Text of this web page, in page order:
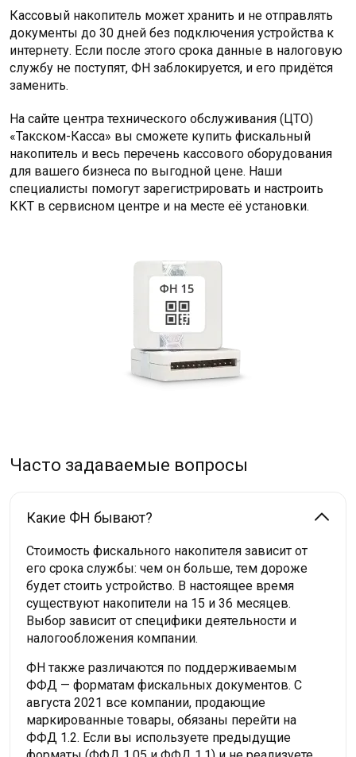
Кассовый накопитель может хранить и не отправлять
документы до 30 дней без подключения устройства к
интернету. Если после этого срока данные в налоговую
службу не поступят, ФН заблокируется, и его придётся
заменить.
На сайте центра технического обслуживания (ЦТО)
«Такском-Касса» вы сможете купить фискальный
накопитель и весь перечень кассового оборудования
для вашего бизнеса по выгодной цене. Наши
специалисты помогут зарегистрировать и настроить
ККТ в сервисном центре и на месте её установки.
Часто задаваемые вопросы
Какие ФН бывают?
Стоимость фискального накопителя зависит от
его срока службы: чем он больше, тем дороже
будет стоить устройство. В настоящее время
существуют накопители на 15 и 36 месяцев.
Выбор зависит от специфики деятельности и
налогообложения компании.
ФН также различаются по поддерживаемым
ФФД — форматам фискальных документов. С
августа 2021 все компании, продающие
маркированные товары, обязаны перейти на
ФФД 1.2. Если вы используете предыдущие